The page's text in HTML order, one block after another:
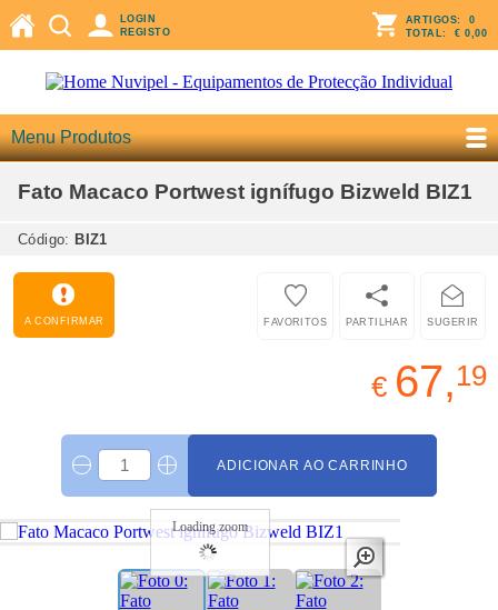
LOGIN
REGISTO
ARTIGOS: 0
TOTAL: € 0,00
Menu Produtos
Fato Macaco Portwest ignífugo Bizweld BIZ1
Código: BIZ1
A CONFIRMAR SUGERIR
PARTILHAR
FAVORITOS
€ 67,19
ADICIONAR AO CARRINHO
Loading zoom